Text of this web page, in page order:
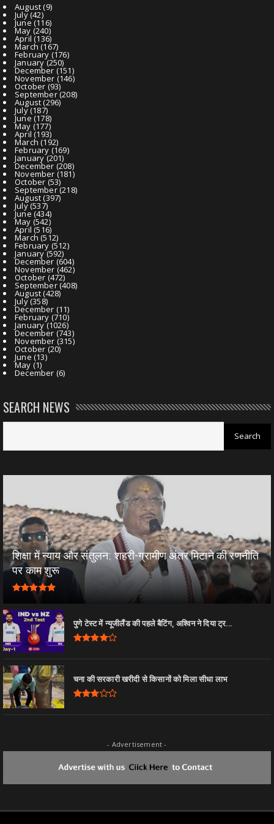
August(9)
July(42)
June(116)
May (240)
April (136)
March (167)
February (176)
January(250)
December (151)
November (146)
October (93)
September(208)
August(296)
July(187)
June(178)
May (177)
April (193)
March (192)
February (169)
January(201)
December (208)
November (181)
October (53)
September(218)
August(397)
July(537)
June(434)
May (542)
April (516)
March (512)
February (512)
January(592)
December (604)
November (462)
October (472)
September(408)
August(428)
July(358)
December (11)
February (710)
January(1026)
December (743)
November (315)
October (20)
June (13)
May (1)
December (6)
SEARCH NEWS
शिक्षा में न्याय और संतुलन: शहरी-ग्रामीण अंतर मिटाने की रणनीति
पर काम शुरू
पुणे टेस्ट में न्यूजीलैंड की पहले बैटिंग, अश्विन ने दिया ट्र...
चना की सरकारी खरीदी से किसानों को मिला सीधा लाभ
- Advertisement -